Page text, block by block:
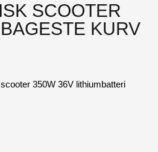
SCOOTER
KURV
350W 36V lithiumbatteri